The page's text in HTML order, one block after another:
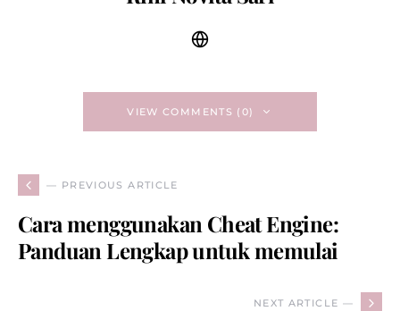
VIEW COMMENTS (0)
— PREVIOUS ARTICLE
Cara menggunakan Cheat Engine:
Panduan Lengkap untuk memulai
NEXT ARTICLE —